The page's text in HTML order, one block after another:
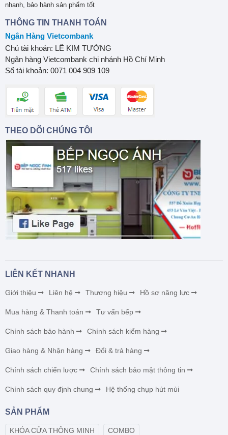
nhanh, bảo hành sản phẩm tốt
THÔNG TIN THANH TOÁN
Ngân Hàng Vietcombank
Chủ tài khoản: LÊ KIM TƯỜNG
Ngân hàng Vietcombank chi nhánh Hồ Chí Minh
Số tài khoản: 0071 004 909 109
THEO DÕI CHÚNG TÔI
LIÊN KẾT NHANH
Giới thiệu Liên hệ Thương hiệu Hồ sơ năng lực
Mua hàng & Thanh toán Tư vấn bếp
Chính sách bảo hành Chính sách kiểm hàng
Giao hàng & Nhận hàng Đổi & trả hàng
Chính sách chiến lược Chính sách bảo mật thông tin
Chính sách quy định chung Hệ thống chụp hút mùi
SẢN PHẨM
KHÓA CỬA THÔNG MINH COMBO